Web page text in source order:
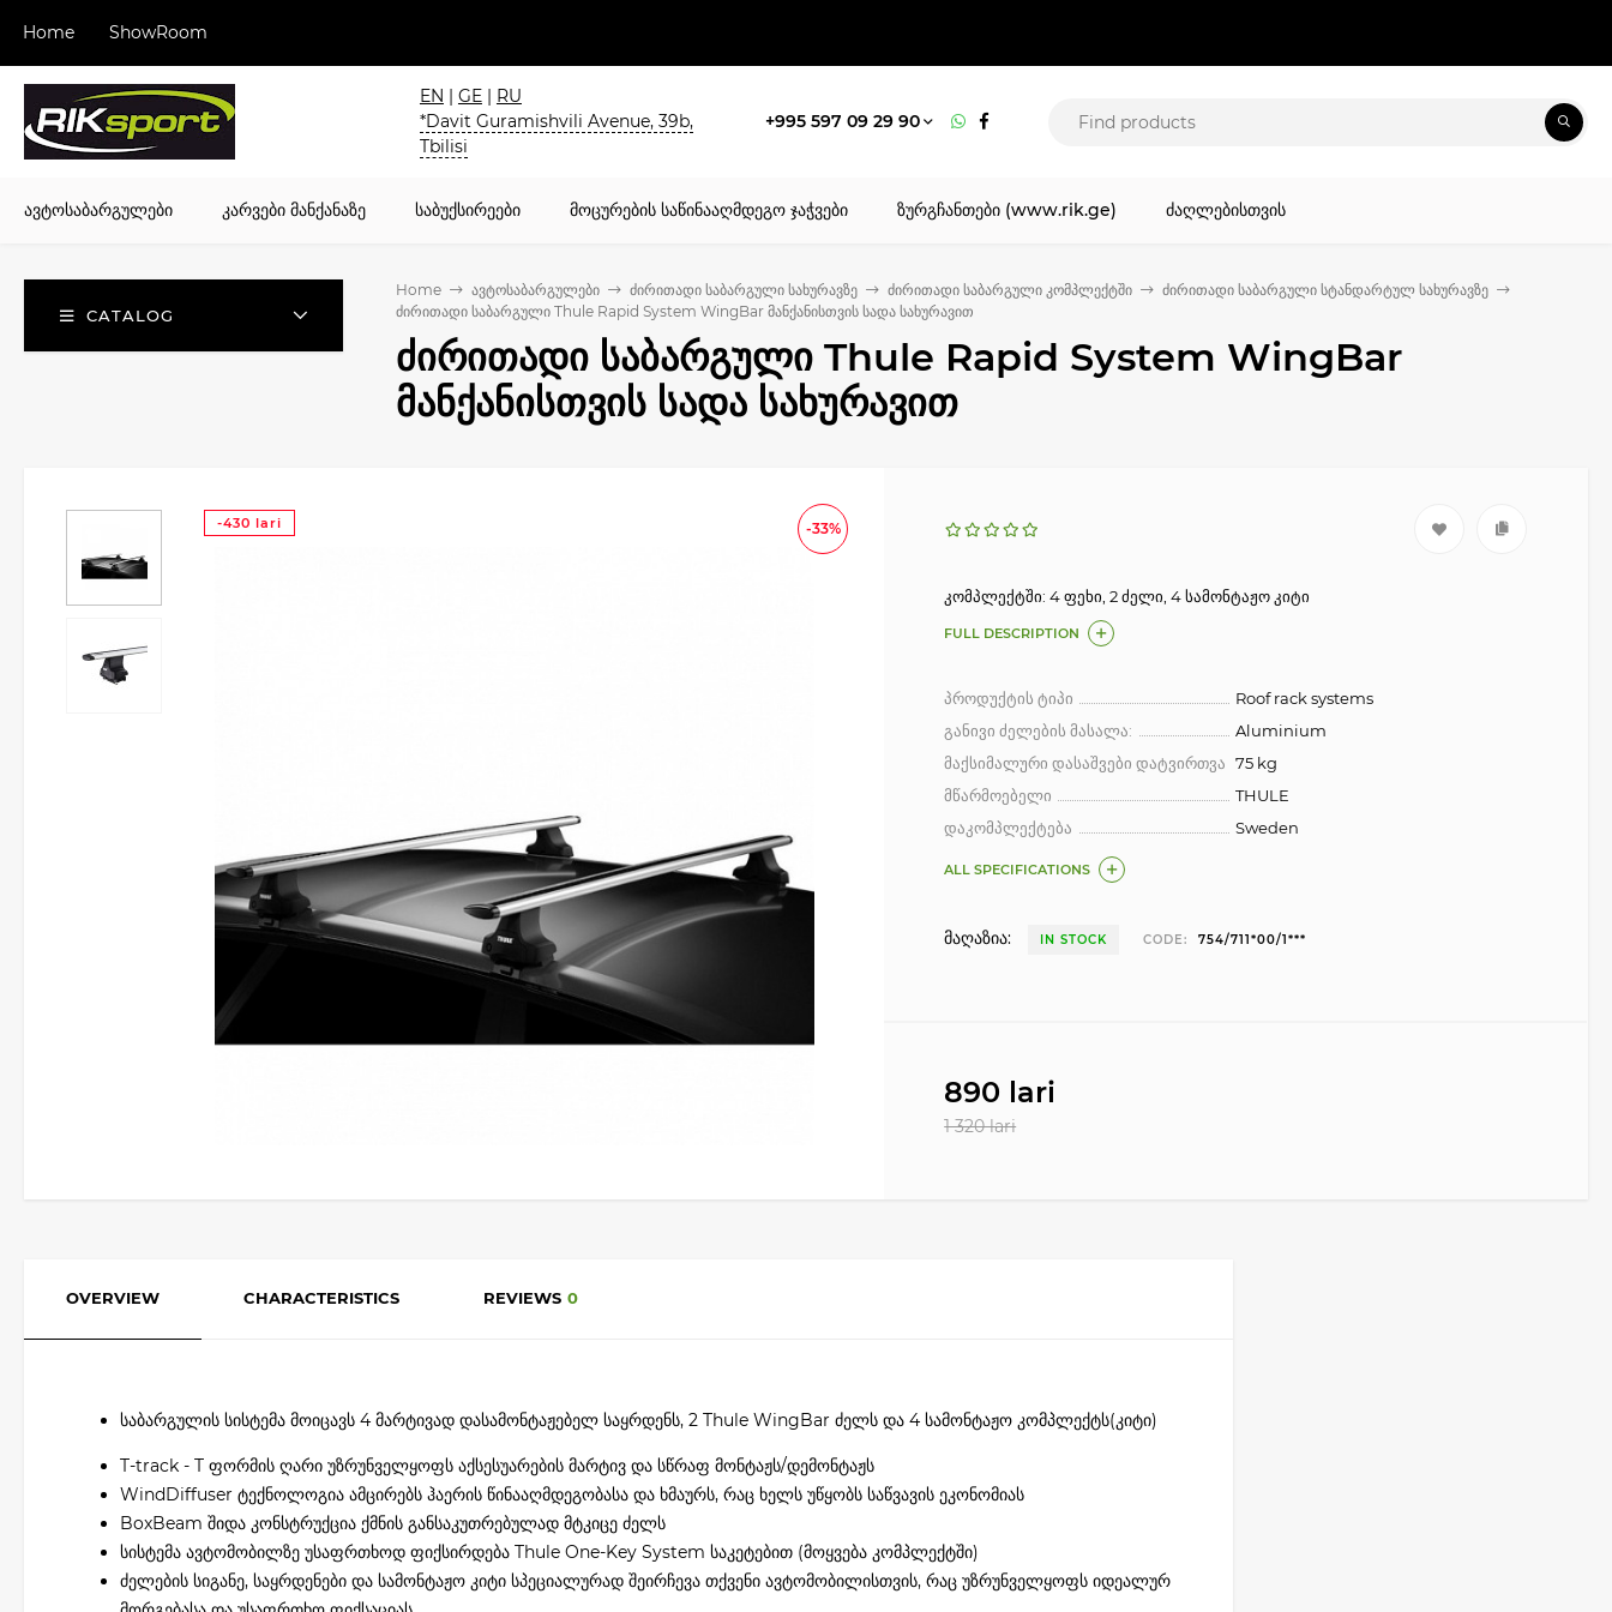
Home ShowRoom
EN | GE| RU
*Davit Guramishvili Avenue, 39b,
Tbilisi
+995 597 09 29 90
ავტოსაბარგულები კარვები მანქანაზე საბუქსირეები მოცურების საწინააღმდეგო ჯაჭვები ზურგჩანთები (www.rik.ge) ძაღლებისთვის
CATALOG
Home ავტოსაბარგულები ძირითადი საბარგული სახურავზე ძირითადი საბარგული კომპლექტში
ძირითადი საბარგული სტანდარტულ სახურავზე
ძირითადი საბარგული Thule Rapid System WingBar მანქანისთვის სადა სახურავით
ძირითადი საბარგული Thule Rapid System WingBar
მანქანისთვის სადა სახურავით
-33%
-430 lari
კომპლექტში: 4 ფეხი, 2 ძელი, 4 სამონტაჟო კიტი
FULL DESCRIPTION
პროდუქტის ტიპი
Roof rack systems
განივი ძელების მასალა:
Aluminium
მაქსიმალური დასაშვები დატვირთვა 75 kg
მწარმოებელი
THULE
დაკომპლექტება
Sweden
ALL SPECIFICATIONS
მაღაზია: IN STOCK CODE: 754/711*00/1***
890 lari
1 320 lari
OVERVIEW CHARACTERISTICS REVIEWS 0
საბარგულის სისტემა მოიცავს 4 მარტივად დასამონტაჟებელ საყრდენს, 2 Thule WingBar ძელს და 4 სამონტაჟო კომპლექტს(კიტი)
T-track - T ფორმის ღარი უზრუნველყოფს აქსესუარების მარტივ და სწრაფ მონტაჟს/დემონტაჟს
WindDiffuser ტექნოლოგია ამცირებს ჰაერის წინააღმდეგობასა და ხმაურს, რაც ხელს უწყობს საწვავის ეკონომიას
BoxBeam შიდა კონსტრუქცია ქმნის განსაკუთრებულად მტკიცე ძელს
სისტემა ავტომობილზე უსაფრთხოდ ფიქსირდება Thule One-Key System საკეტებით (მოყვება კომპლექტში)
ძელების სიგანე, საყრდენები და სამონტაჟო კიტი სპეციალურად შეირჩევა თქვენი ავტომობილისთვის, რაც უზრუნველყოფს იდეალურ